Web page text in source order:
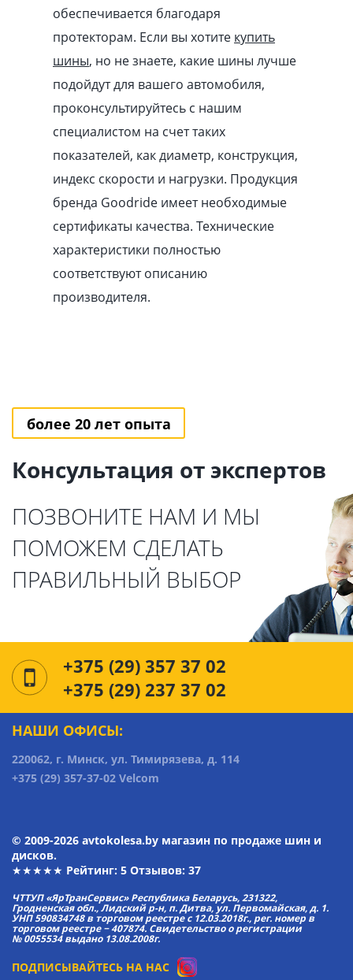
обеспечивается благодаря
протекторам. Если вы хотите купить
шины, но не знаете, какие шины лучше
подойдут для вашего автомобиля,
проконсультируйтесь с нашим
специалистом на счет таких
показателей, как диаметр, конструкция,
индекс скорости и нагрузки. Продукция
бренда Goodride имеет необходимые
сертификаты качества. Технические
характеристики полностью
соответствуют описанию
производителя.
более 20 лет опыта
Консультация от экспертов
ПОЗВОНИТЕ НАМ И МЫ
ПОМОЖЕМ СДЕЛАТЬ
ПРАВИЛЬНЫЙ ВЫБОР
+375 (29) 357 37 02
+375 (29) 237 37 02
НАШИ ОФИСЫ:
220062, г. Минск, ул. Тимирязева, д. 114
+375 (29) 357-37-02 Velcom
© 2009-2026 avtokolesa.by магазин по продаже шин и
дисков.
★★★★★ Рейтинг: 5 Отзывов: 37
ЧТТУП «ЯрТранСервис» Республика Беларусь, 231322,
Гродненская обл., Лидский р-н, п. Дитва, ул. Первомайская, д. 1.
УНП 590834748 в торговом реестре с 12.03.2018г., рег. номер в
торговом реестре − 407874. Свидетельство о регистрации
№ 0055534 выдано 13.08.2008г.
ПОДПИСЫВАЙТЕСЬ НА НАС